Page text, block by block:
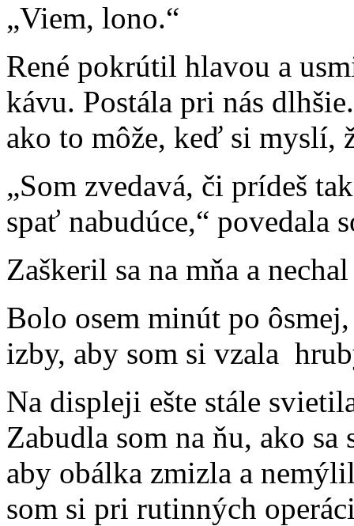
„Viem, lono.“
René pokrútil hlavou a
kávu. Postála pri nás
ako to môže, keď si myslí,
„Som zvedavá, či prídeš
spať nabudúce,“ povedala
Zaškeril sa na mňa a
Bolo osem minút po
izby, aby som si vzala
Na displeji ešte stále
Zabudla som na ňu, ako
aby obálka zmizla a
som si pri rutinných